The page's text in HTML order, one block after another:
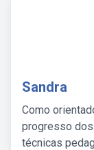
Sandra
Como
progresso
técnicas